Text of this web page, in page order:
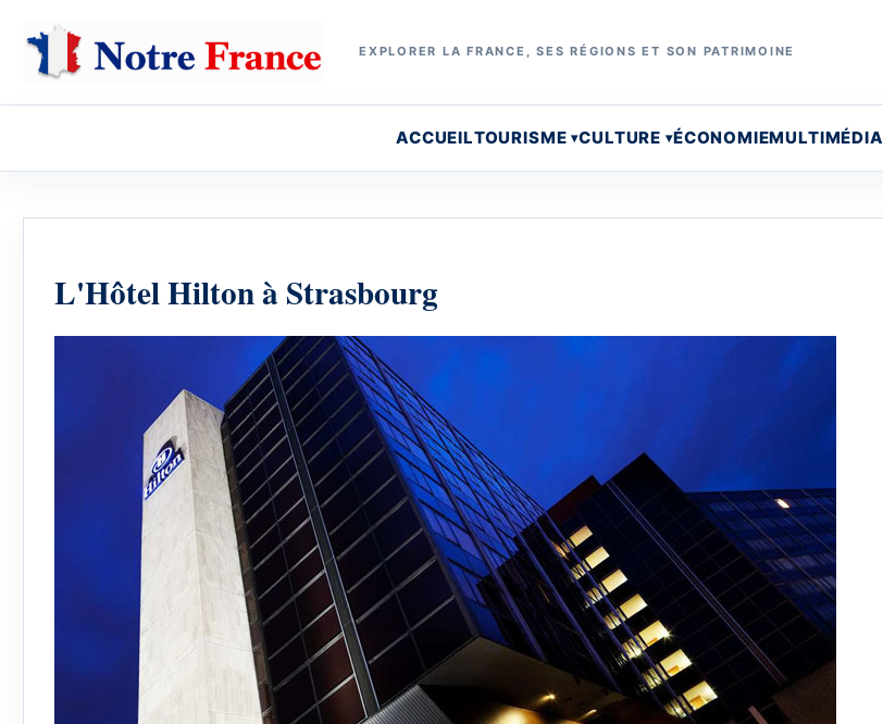
EXPLORER LA FRANCE, SES RÉGIONS ET SON PATRIMOINE
ACCUEILTOURISME CULTURE ÉCONOMIEMULTIMÉDIA
L'Hôtel Hilton à Strasbourg